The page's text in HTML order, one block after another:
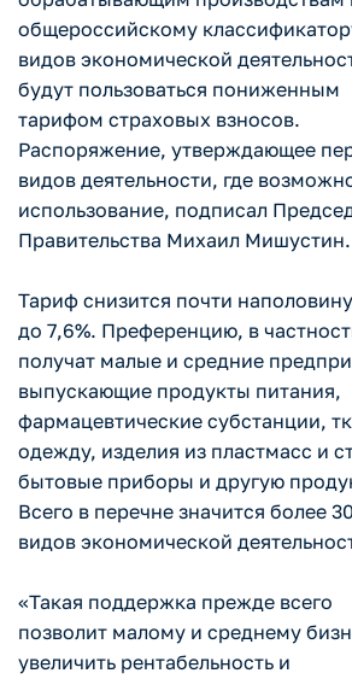
общероссийскому
видов экономической
будут пользоваться пониженным
тарифом страховых взносов.
Распоряжение, утверждающее
видов деятельности, где
использование, подписал
Правительства Михаил Мишустин.
Тариф снизится почти
до 7,6%. Преференцию, в
получат малые и средние
выпускающие продукты питания,
фармацевтические субстанции,
одежду, изделия из пластмасс и
бытовые приборы и другую
Всего в перечне значится более 30
видов экономической
«Такая поддержка прежде всего
позволит малому и среднему
увеличить рентабельность и